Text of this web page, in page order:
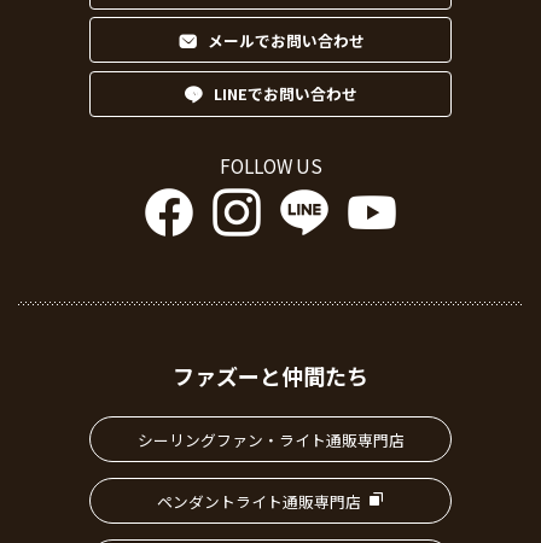
メールでお問い合わせ
LINEでお問い合わせ
FOLLOW US
ファズーと仲間たち
シーリングファン・ライト通販専門店
ペンダントライト通販専門店